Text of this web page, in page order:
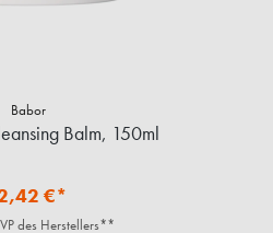
Babor
Balm, 150ml
€*
des Herstellers**